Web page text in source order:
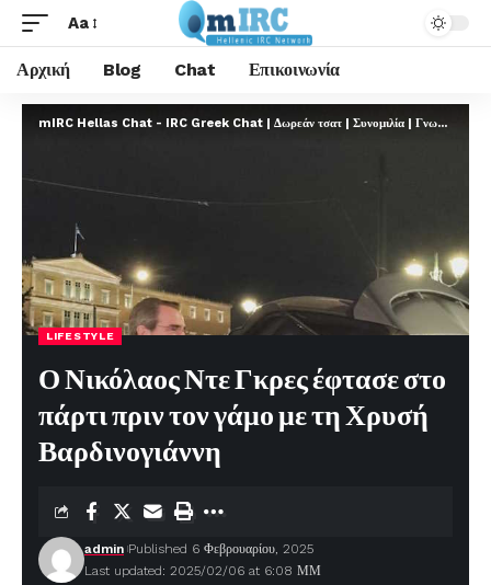
Aa
Αρχική Blog Chat Επικοινωνία
mIRC Hellas Chat - IRC Greek Chat | Δωρεάν τσατ | Συνομιλία | Γνωριμίες | FREE
LIFESTYLE
Ο Νικόλαος Ντε Γκρες έφτασε στο
πάρτι πριν τον γάμο με τη Χρυσή
Βαρδινογιάννη
Last updated: 2025/02/06 at 6:08 ΜΜ
admin Published 6 Φεβρουαρίου, 2025